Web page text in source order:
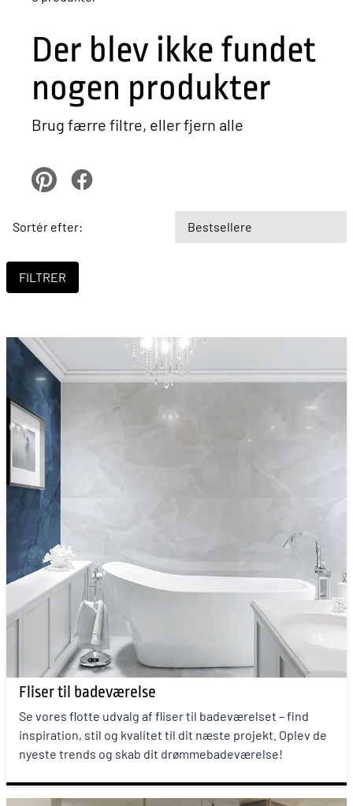
Sortér efter:
Der blev ikke fundet
nogen produkter
Brug færre filtre, ellerfjern alle
pinterestFacebook
Fliser til badeværelse
Se vores flotte udvalg af fliser til badeværelset – find
inspiration, stil og kvalitet til dit næste projekt. Oplev de
nyeste trends og skab dit drømmebadeværelse!